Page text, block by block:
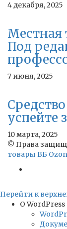
4 декабря, 2025
Под
7 июня, 2025
успейте
10 марта, 2025
© Права
товары ВБ Ozon
Перейти к
О WordPress